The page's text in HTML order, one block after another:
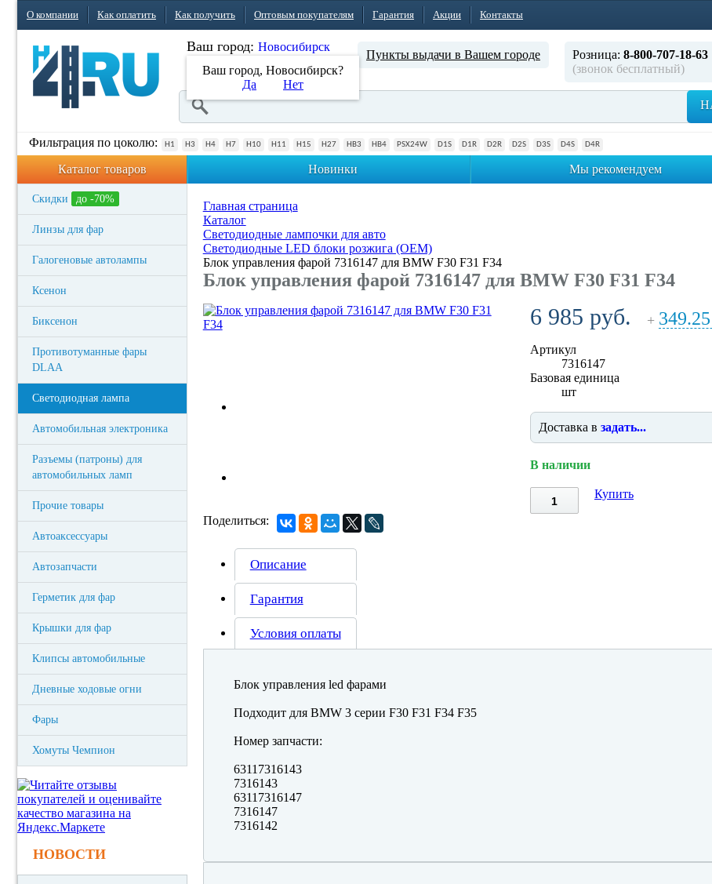
О компании Как оплатить Как получить Оптовым покупателям Гарантия Акции Контакты
Ваш город: Новосибирск
Ваш город, Новосибирск?
Да
Нет
Пункты выдачи в Вашем городе Розница: 8-800-707-18-63
(звонок бесплатный)
Фильтрация по цоколю: H1 H3 H4 H7 H10 H11 H15 H27 HB3 HB4 PSX24W D1S D1R D2R D2S D3S D4S D4R
Каталог товаров
Новинки Мы рекомендуем
Скидки до -70%
Линзы для фар
Галогеновые автолампы
Ксенон
Биксенон
Противотуманные фары
DLAA
Светодиодная лампа
Автомобильная электроника
Разъемы (патроны) для
автомобильных ламп
Прочие товары
Автоаксессуары
Автозапчасти
Герметик для фар
Крышки для фар
Клипсы автомобильные
Дневные ходовые огни
Фары
Хомуты Чемпион
Главная страница
Каталог
Светодиодные лампочки для авто
Светодиодные LED блоки розжига (OEM)
Блок управления фарой 7316147 для BMW F30 F31 F34
Блок управления фарой 7316147 для BMW F30 F31 F34
6 985 руб. + 349.25
Артикул
7316147
Базовая единица
шт
Доставка в задать...
В наличии
Купить
Поделиться:
Описание
Гарантия
Условия оплаты
Блок управления led фарами
Подходит для BMW 3 серии F30 F31 F34 F35
Номер запчасти:
63117316143
7316143
63117316147
7316147
7316142
НОВОСТИ